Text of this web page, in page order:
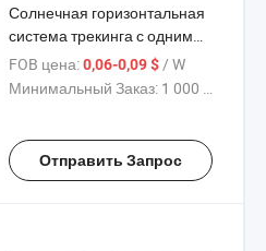
Солнечная горизонтальная
система трекинга с одним
осевым движением для
солнечной электростанции
FOB цена: 0,06-0,09 $ / W
Минимальный Заказ: 1 000 W
Отправить Запрос